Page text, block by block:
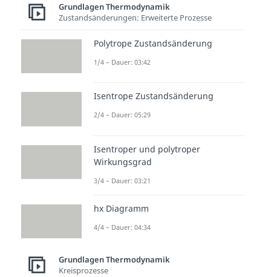
Grundlagen Thermodynamik
Zustandsänderungen: Erweiterte Prozesse
Polytrope Zustandsänderung
1/4 – Dauer: 03:42
Isentrope Zustandsänderung
2/4 – Dauer: 05:29
Isentroper und polytroper
Wirkungsgrad
3/4 – Dauer: 03:21
hx Diagramm
4/4 – Dauer: 04:34
Grundlagen Thermodynamik
Kreisprozesse